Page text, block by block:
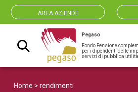
AREA AZIENDE
Navigazione
Pegaso
Fondo Pensione
per i dipendenti delle
servizi di pubblica utilità
Home > rendimenti